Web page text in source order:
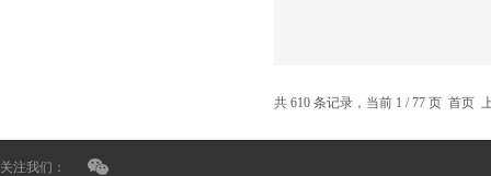
共 610 条记录，当前 1 / 77 页 首页
关注我们：